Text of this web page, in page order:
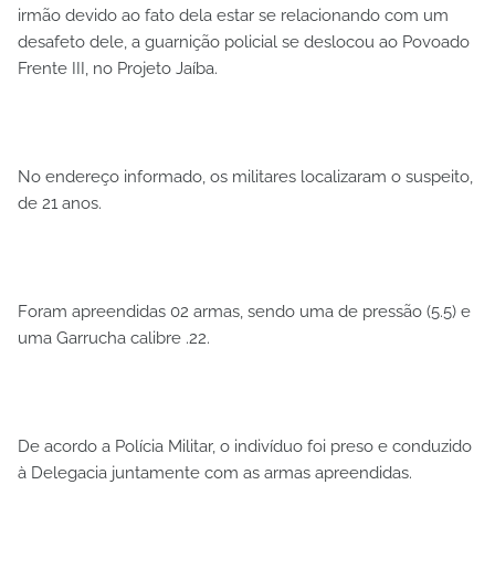
irmão devido ao fato dela estar se relacionando com um
desafeto dele, a guarnição policial se deslocou ao Povoado
Frente III, no Projeto Jaíba.
No endereço informado, os militares localizaram o suspeito,
de 21 anos.
Foram apreendidas 02 armas, sendo uma de pressão (5.5) e
uma Garrucha calibre .22.
De acordo a Polícia Militar, o indivíduo foi preso e conduzido
à Delegacia juntamente com as armas apreendidas.